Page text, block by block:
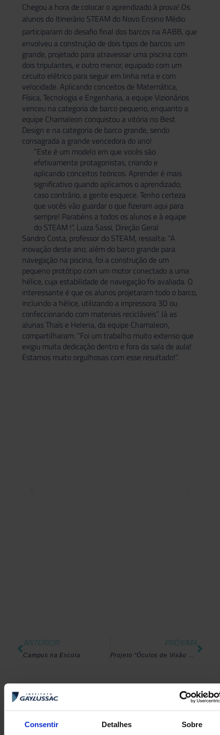
Consentir Detalhes Sobre
Chegou a hora de colocar o aprendizado à prova! Os
alunos do Itinerário STEAM do Novo Ensino Médio
participaram do desafio final dos barcos na AABB, que
envolveu a construção de dois tipos de barcos: um
grande, projetado para atravessar uma piscina com
dois tripulantes, e outro menor, equipado com um
circuito elétrico para seguir em linha reta e com
velocidade. Aplicando conceitos de Matemática,
Física, Tecnologia e Engenharia, a equipe Vizionários
venceu na categoria de barco pequeno, enquanto a
equipe Chamaleon conquistou a vitória no Best
Design e na categoria de barco grande, sendo
consagrada a grande vencedora do ano!
“Este é um modelo em que vocês são
efetivamente protagonistas, criando e
aplicando conceitos teóricos. Aprender é mais
significativo quando aplicamos o aprendizado;
caso contrário, a gente esquece. Tenho certeza
que vocês vão guardar o que fizeram aqui para
sempre! Parabéns a todos os alunos e à equipe
do STEAM !”, Luiza Sassi, Direção Geral
Sandro Costa, professor do STEAM, ressalta: “A
inovação deste ano, além do barco grande para
navegação na piscina, foi a construção de um
pequeno protótipo com um motor conectado a uma
hélice, cuja estabilidade de navegação foi avaliada. O
interessante é que os alunos projetaram todo o barco,
incluindo a hélice, utilizando a impressora 3D ou
confeccionando com materiais recicláveis”. Já as
alunas Thaís e Helena, da equipe Chamaleon,
compartilharam: “Foi um trabalho muito extenso que
exigiu muita dedicação dentro e fora da sala de aula!
Estamos muito orgulhosas com esse resultado!”.
ANTERIOR
Campus na Escola
PRÓXIMA